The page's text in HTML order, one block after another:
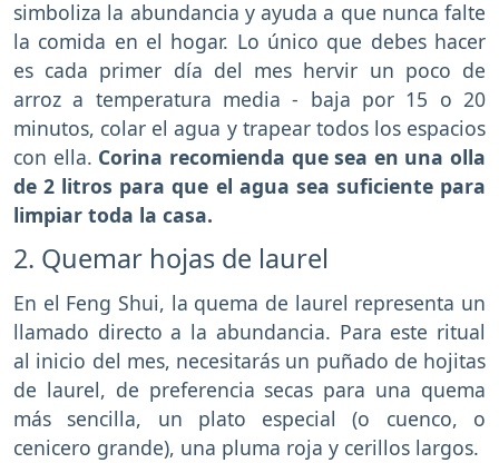
simboliza la abundancia y ayuda a que nunca falte
la comida en el hogar. Lo único que debes hacer
es cada primer día del mes hervir un poco de
arroz a temperatura media - baja por 15 o 20
minutos, colar el agua y trapear todos los espacios
con ella. Corina recomienda que sea en una olla
de 2 litros para que el agua sea suficiente para
limpiar toda la casa.
2. Quemar hojas de laurel
En el Feng Shui, la quema de laurel representa un
llamado directo a la abundancia. Para este ritual
al inicio del mes, necesitarás un puñado de hojitas
de laurel, de preferencia secas para una quema
más sencilla, un plato especial (o cuenco, o
cenicero grande), una pluma roja y cerillos largos.